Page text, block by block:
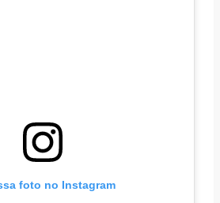
foto no Instagram